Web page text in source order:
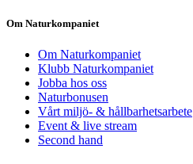
Om Naturkompaniet
Om Naturkompaniet
Klubb Naturkompaniet
Jobba hos oss
Naturbonusen
Vårt miljö- & hållbarhetsarbete
Event & live stream
Second hand